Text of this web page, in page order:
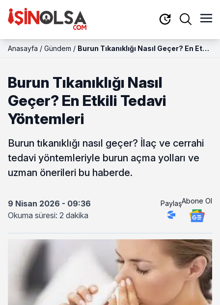
Anasayfa / Gündem / Burun Tıkanıklığı Nasıl Geçer? En Etkili
Burun Tıkanıklığı Nasıl
Geçer? En Etkili Tedavi
Yöntemleri
Burun tıkanıklığı nasıl geçer? İlaç ve cerrahi
tedavi yöntemleriyle burun açma yolları ve
uzman önerileri bu haberde.
9 Nisan 2026 - 09:36
Okuma süresi: 2 dakika
PaylaşAbone Ol